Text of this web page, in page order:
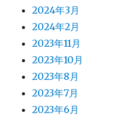
2024年3月
2024年2月
2023年11月
2023年10月
2023年8月
2023年7月
2023年6月